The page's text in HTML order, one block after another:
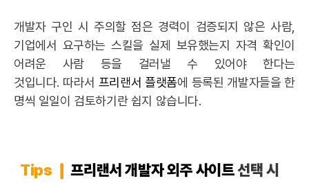
개발자 구인 시 주의할 점은 경력이 검증되지 않은 사람,
기업에서 요구하는 스킬을 실제 보유했는지 자격 확인이
어려운 사람 등을 걸러낼 수 있어야 한다는
것입니다. 따라서 프리랜서 플랫폼에 등록된 개발자들을 한
명씩 일일이 검토하기란 쉽지 않습니다.
Tips ❙ 프리랜서 개발자 외주 사이트선택 시